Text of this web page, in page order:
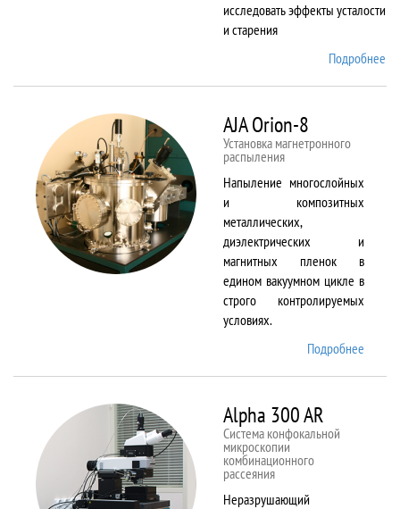
исследовать эффекты усталости
и старения
Подробнее
AJA Orion-8
Установка магнетронного
распыления
Напыление многослойных
и композитных
металлических,
диэлектрических и
магнитных пленок в
едином вакуумном цикле в
строго контролируемых
условиях.
Подробнее
Alpha 300 AR
Система конфокальной
микроскопии
комбинационного
рассеяния
Неразрушающий